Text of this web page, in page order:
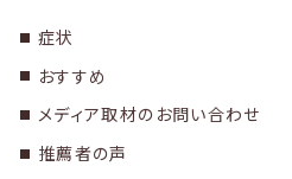
症状
おすすめ
メディア取材のお問い合わせ
推薦者の声